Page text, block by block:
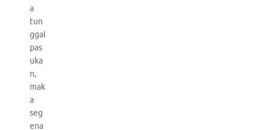
a
tun
ggal
pas
uka
n,
mak
a
seg
ena